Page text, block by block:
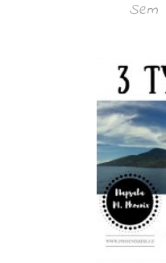
Sem